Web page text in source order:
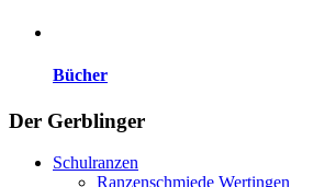
Bücher
Der Gerblinger
Schulranzen
Ranzenschmiede Wertingen